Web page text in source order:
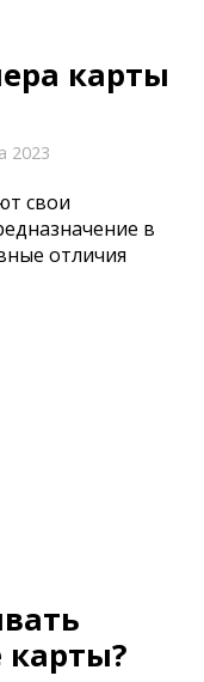
карты
2023
свои
в
отличия
карты?